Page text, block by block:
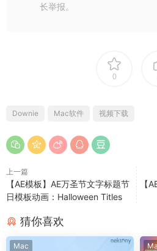
长举报。
0
Downie Mac软件 视频下载
上一篇
【AE模板】AE万圣节文字标题节
日模板动画：Halloween Titles
【
猜你喜欢
Mac